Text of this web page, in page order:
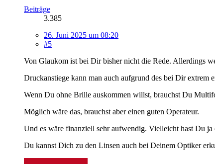
Beiträge
3.385
26. Juni 2025 um 08:20
#5
Von Glaukom ist bei Dir bisher nicht die Rede. Allerdings
Druckanstiege kann man auch aufgrund des bei Dir extrem
Wenn Du ohne Brille auskommen willst, brauchst Du
Möglich wäre das, brauchst aber einen guten Operateur.
Und es wäre finanziell sehr aufwendig. Vielleicht hast Du ja
Du kannst Dich zu den Linsen auch bei Deinem Optiker